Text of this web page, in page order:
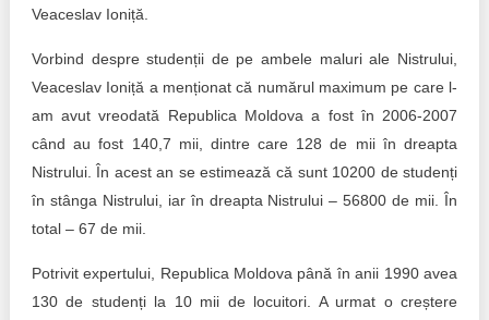
Veaceslav Ioniță.
Vorbind despre studenții de pe ambele maluri ale Nistrului,
Veaceslav Ioniță a menționat că numărul maximum pe care l-
am avut vreodată Republica Moldova a fost în 2006-2007
când au fost 140,7 mii, dintre care 128 de mii în dreapta
Nistrului. În acest an se estimează că sunt 10200 de studenți
în stânga Nistrului, iar în dreapta Nistrului – 56800 de mii. În
total – 67 de mii.
Potrivit expertului, Republica Moldova până în anii 1990 avea
130 de studenți la 10 mii de locuitori. A urmat o creștere